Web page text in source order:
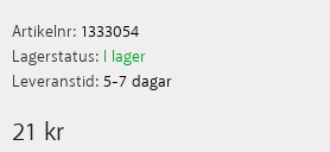
Artikelnr: 1333054
Lagerstatus: I lager
Leveranstid: 5-7 dagar
21 kr